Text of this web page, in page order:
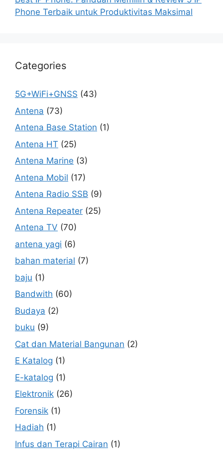
Phone Terbaik untuk Produktivitas Maksimal
Categories
5G+WiFi+GNSS (43)
Antena (73)
Antena Base Station (1)
Antena HT (25)
Antena Marine (3)
Antena Mobil (17)
Antena Radio SSB (9)
Antena Repeater (25)
Antena TV (70)
antena yagi (6)
bahan material (7)
baju (1)
Bandwith (60)
Budaya (2)
buku (9)
Cat dan Material Bangunan (2)
E Katalog (1)
E-katalog (1)
Elektronik (26)
Forensik (1)
Hadiah (1)
Infus dan Terapi Cairan (1)